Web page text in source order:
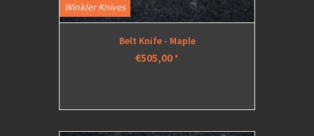
Winkler Knives
Belt Knife - Maple
€505,00*